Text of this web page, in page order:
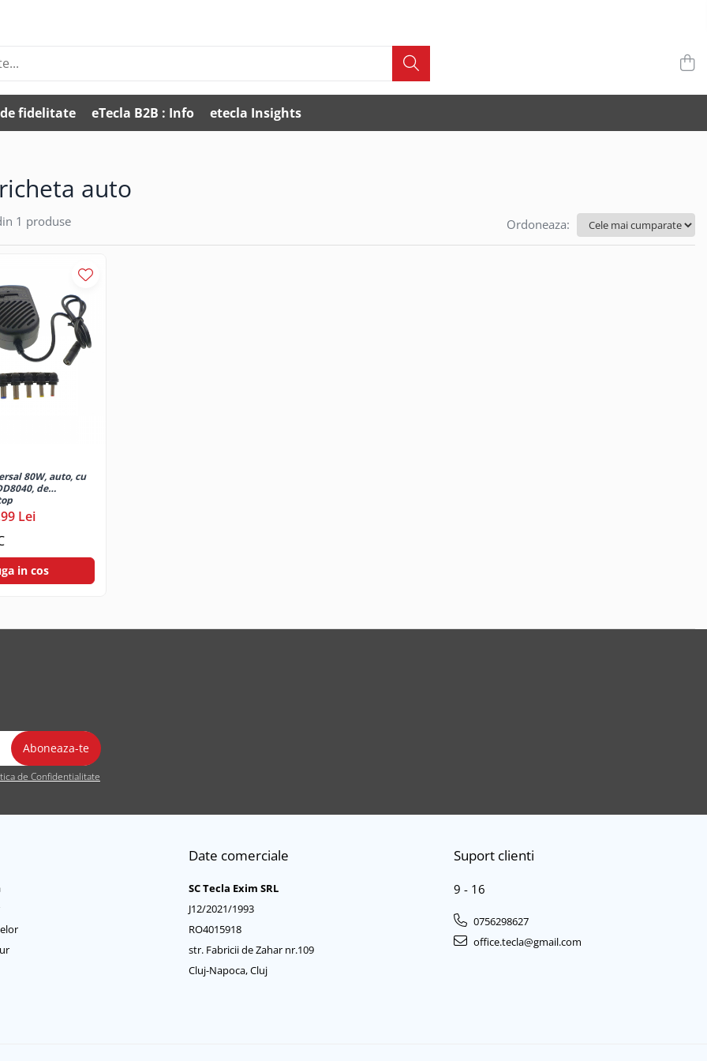
fidelitate eTecla B2B : Info etecla Insights
auto
1 produse Ordoneaza:
80W, auto, cu
de
Lei
in cos
de Confidentialitate
Date comerciale
SC Tecla Exim SRL
J12/2021/1993
RO4015918
str. Fabricii de Zahar nr.109
Cluj-Napoca, Cluj
Suport clienti
9 - 16
0756298627
office.tecla@gmail.com